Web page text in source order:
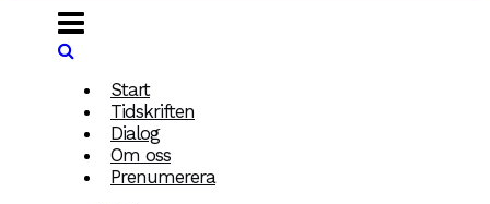
Start
Tidskriften
Dialog
Om oss
Prenumerera